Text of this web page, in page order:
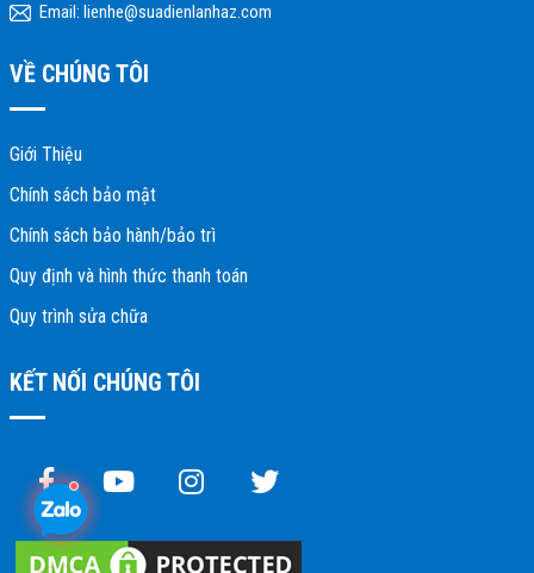
Email: lienhe@suadienlanhaz.com
VỀ CHÚNG TÔI
Giới Thiệu
Chính sách bảo mật
Chính sách bảo hành/bảo trì
Quy định và hình thức thanh toán
Quy trình sửa chữa
KẾT NỐI CHÚNG TÔI